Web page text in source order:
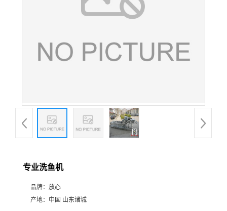
专业洗鱼机
品牌： 放心
产地： 中国 山东诸城